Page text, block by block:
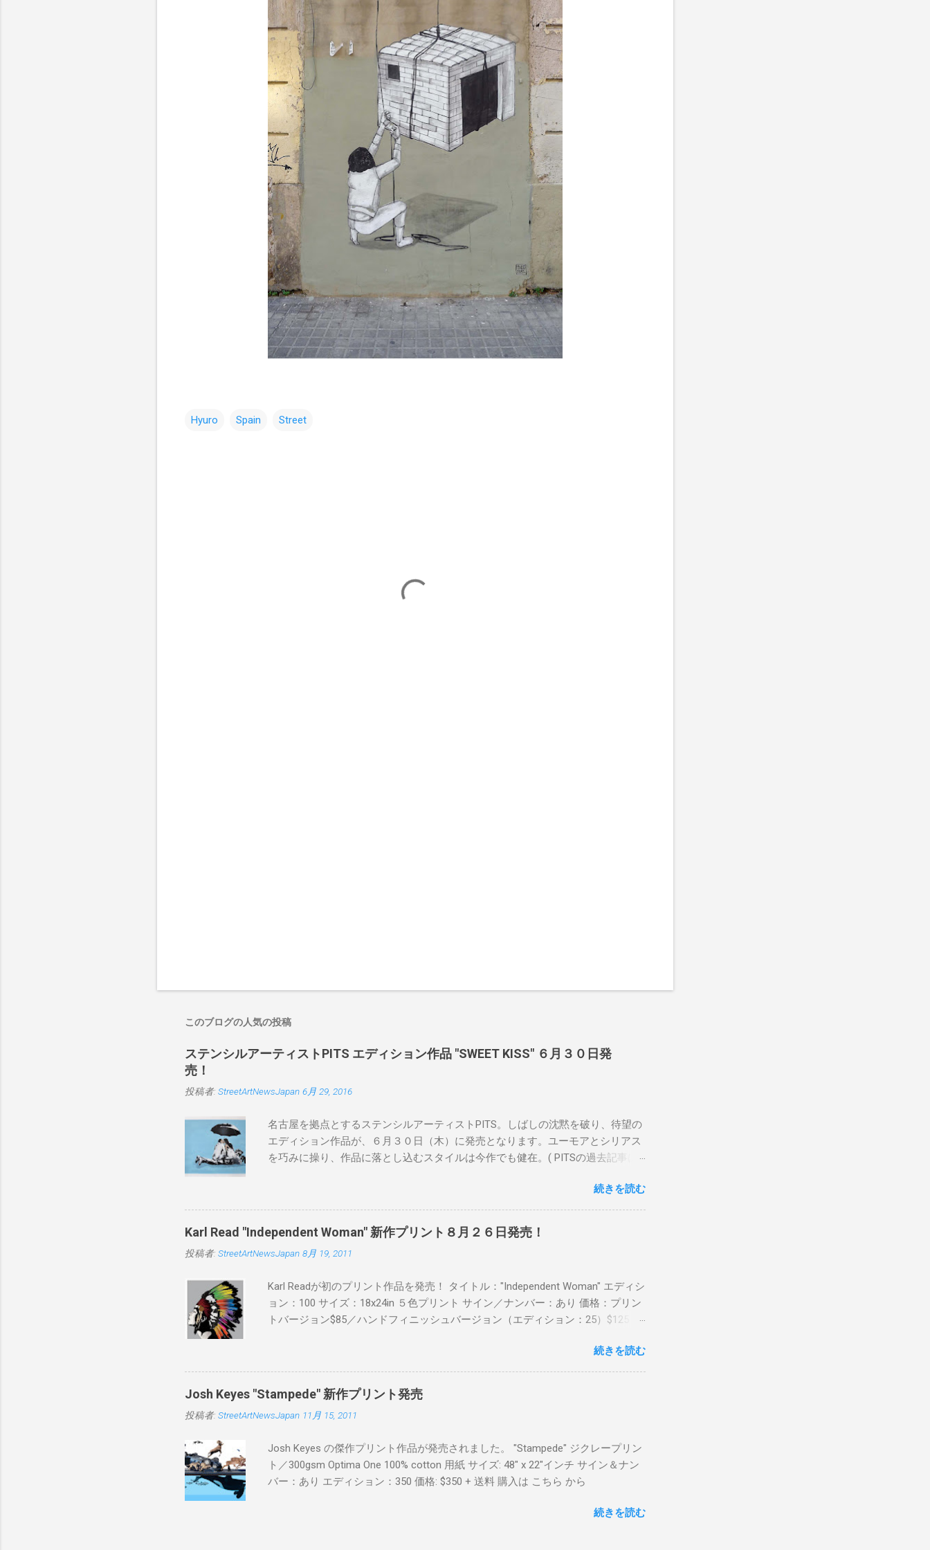
Hyuro Spain Street
このブログの人気の投稿
ステンシルアーティストPITS エディション作品 "SWEET KISS" ６月３０日発
売！
投稿者: StreetArtNewsJapan 6月 29, 2016
名古屋を拠点とするステンシルアーティストPITS。しばしの沈黙を破り、待望の
エディション作品が、６月３０日（木）に発売となります。ユーモアとシリアス
を巧みに操り、作品に落とし込むスタイルは今作でも健在。( PITSの過去記事は
BLUE/MINT GREEN/PINK/YELLOW エディション：各色５ サイズ：800mm ×
550mm 価格：¥16,000(¥17,280) 購入は、 こちら から
続きを読む
Karl Read "Independent Woman" 新作プリント８月２６日発売！
投稿者: StreetArtNewsJapan 8月 19, 2011
Karl Readが初のプリント作品を発売！ タイトル："Independent Woman" エディシ
ョン：100 サイズ：18x24in ５色プリント サイン／ナンバー：あり 価格：プリン
トバージョン$85／ハンドフィニッシュバージョン（エディション：25）$125 購
続きを読む
Josh Keyes "Stampede" 新作プリント発売
投稿者: StreetArtNewsJapan 11月 15, 2011
Josh Keyes の傑作プリント作品が発売されました。 "Stampede" ジクレープリン
ト／300gsm Optima One 100% cotton 用紙 サイズ: 48" x 22"インチ サイン＆ナン
バー：あり エディション：350 価格: $350 + 送料 購入は こちら から
続きを読む